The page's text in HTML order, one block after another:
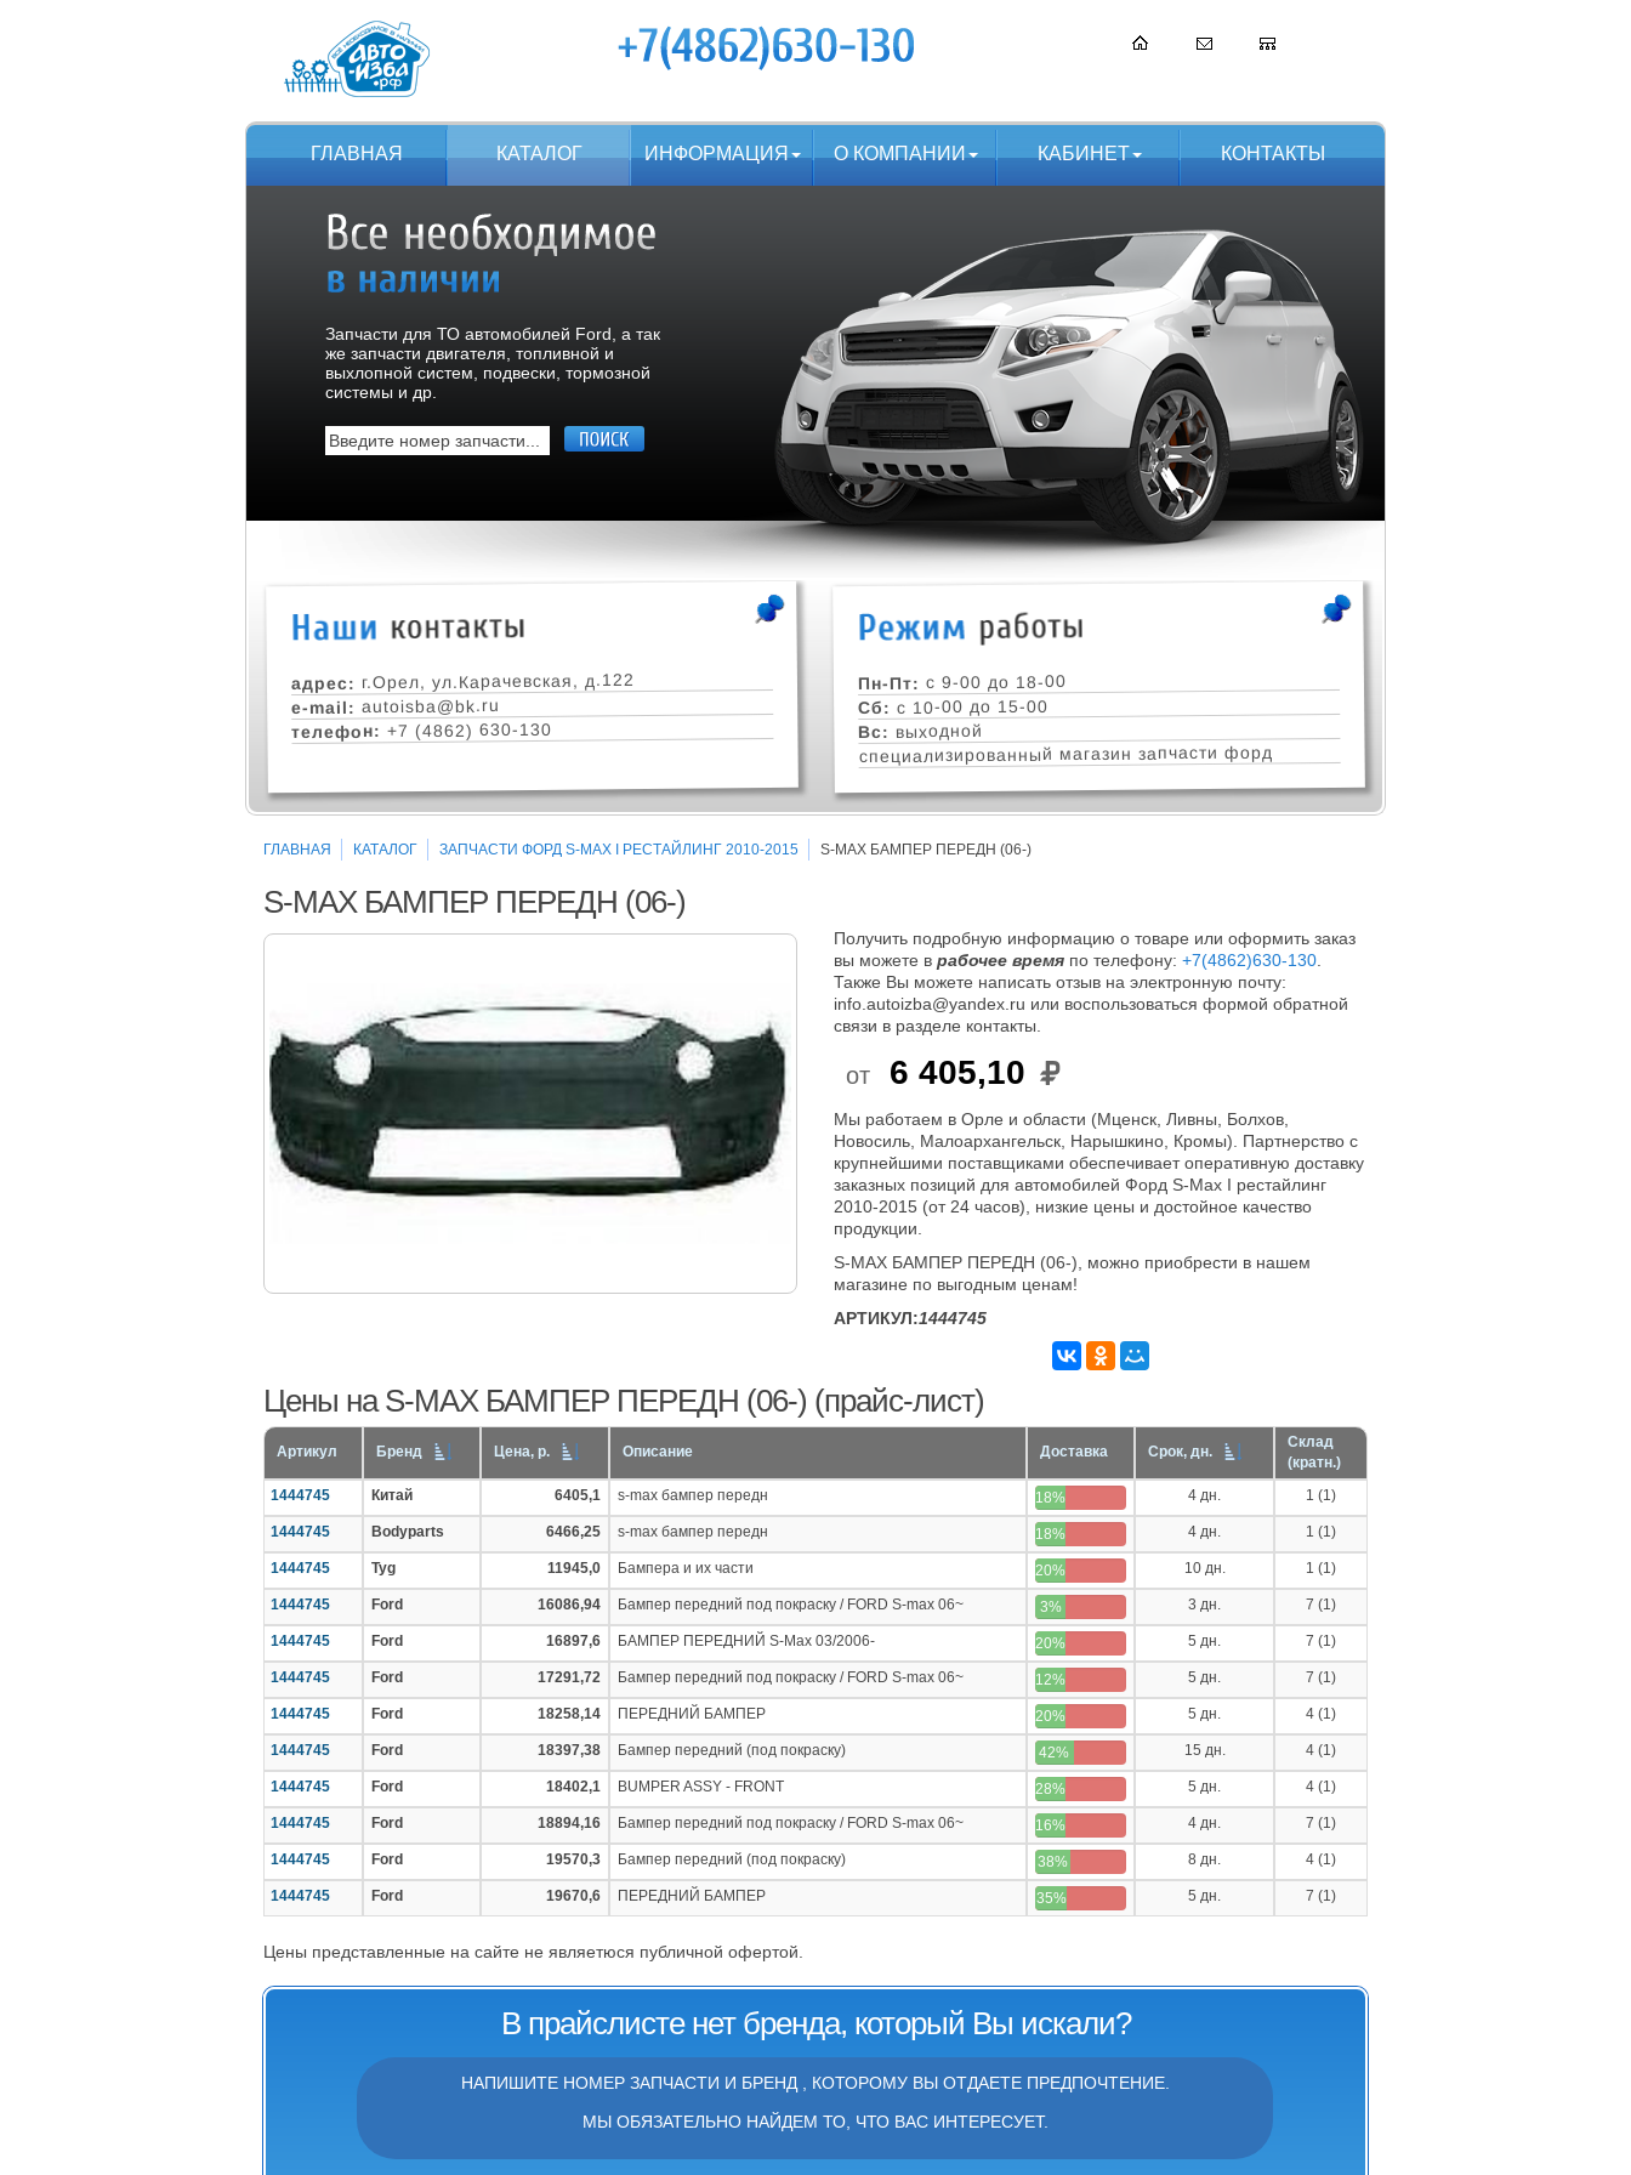
ГЛАВНАЯ КАТАЛОГ ИНФОРМАЦИЯ О КОМПАНИИ КАБИНЕТ КОНТАКТЫ
Запчасти для ТО автомобилей Ford, а так
же запчасти двигателя, топливной и
выхлопной систем, подвески, тормозной
системы и др.
адрес: г.Орел, ул.Карачевская, д.122
e-mail: autoisba@bk.ru
телефон: +7 (4862) 630-130
Пн-Пт: с 9-00 до 18-00
Сб: с 10-00 до 15-00
Вс: выходной
специализированный магазин запчасти форд
ГЛАВНАЯ КАТАЛОГ ЗАПЧАСТИ ФОРД S-MAX I РЕСТАЙЛИНГ 2010-2015 S-MAX БАМПЕР ПЕРЕДН (06-)
S-MAX БАМПЕР ПЕРЕДН (06-)
Получить подробную информацию о товаре или оформить заказ
вы можете в рабочее время по телефону: +7(4862)630-130
Также Вы можете написать отзыв на электронную почту:
info.autoizba@yandex.ru или воспользоваться формой обратной
связи в разделе контакты.
от 6 405,10
Мы работаем в Орле и области (Мценск, Ливны, Болхов,
Новосиль, Малоархангельск, Нарышкино, Кромы). Партнерство с
крупнейшими поставщиками обеспечивает оперативную доставку
заказных позиций для автомобилей Форд S-Max I рестайлинг
2010-2015 (от 24 часов), низкие цены и достойное качество
продукции.
S-MAX БАМПЕР ПЕРЕДН (06-), можно приобрести в нашем
магазине по выгодным ценам!
АРТИКУЛ:1444745
Цены на S-MAX БАМПЕР ПЕРЕДН (06-) (прайс-лист)
Артикул Бренд Цена, р. Описание Доставка Срок, дн.
Склад
(кратн.)
1444745
Китай 6405,1 s-max бампер передн 18% 4 дн. 1 (1)
1444745 Bodyparts 6466,25 s-max бампер передн 18% 4 дн. 1 (1)
1444745 Tyg 11945,0 Бампера и их части 20% 10 дн. 1 (1)
1444745 Ford 16086,94 Бампер передний под покраску / FORD S-max 06~ 3% 3 дн. 7 (1)
1444745 Ford 16897,6 БАМПЕР ПЕРЕДНИЙ S-Max 03/2006- 20% 5 дн. 7 (1)
1444745 Ford 17291,72 Бампер передний под покраску / FORD S-max 06~ 12% 5 дн. 7 (1)
1444745 Ford 18258,14 ПЕРЕДНИЙ БАМПЕР 20% 5 дн. 4 (1)
1444745 Ford 18397,38 Бампер передний (под покраску) 42% 15 дн. 4 (1)
1444745 Ford 18402,1 BUMPER ASSY - FRONT 28% 5 дн. 4 (1)
1444745 Ford 18894,16 Бампер передний под покраску / FORD S-max 06~ 16% 4 дн. 7 (1)
1444745 Ford 19570,3 Бампер передний (под покраску) 38% 8 дн. 4 (1)
1444745 Ford 19670,6 ПЕРЕДНИЙ БАМПЕР 35% 5 дн. 7 (1)
Цены представленные на сайте не являетюся публичной офертой.
В прайслисте нет бренда, который Вы искали?
НАПИШИТЕ НОМЕР ЗАПЧАСТИ И БРЕНД , КОТОРОМУ ВЫ ОТДАЕТЕ ПРЕДПОЧТЕНИЕ.
МЫ ОБЯЗАТЕЛЬНО НАЙДЕМ ТО, ЧТО ВАС ИНТЕРЕСУЕТ.